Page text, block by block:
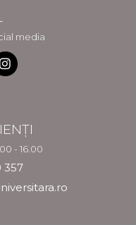
media
- 16.00
357